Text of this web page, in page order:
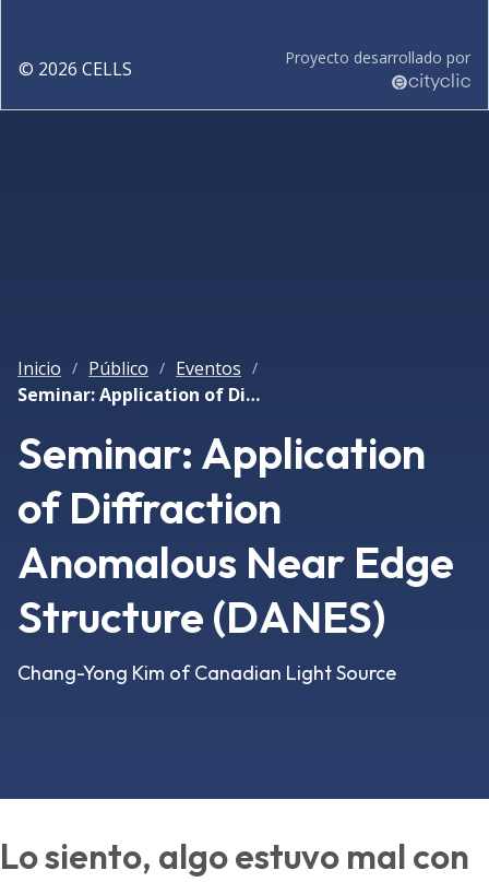
© 2026 CELLS Proyecto desarrollado por
Inicio / Público / Eventos /
Seminar: Application of Diffraction Anomalous Near Edge Structure (DANES)
Seminar: Application
of Diffraction
Anomalous Near Edge
Structure (DANES)
Chang-Yong Kim of Canadian Light Source
Lo siento, algo estuvo mal con